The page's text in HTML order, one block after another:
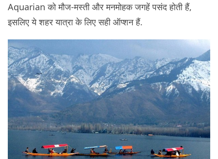
Aquarian को मौज-मस्ती और मनमोहक जगहें पसंद होती हैं,
इसलिए ये शहर यात्रा के लिए सही ऑप्शन हैं.